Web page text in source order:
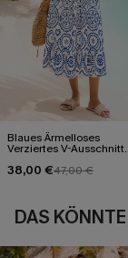
Blaues Ärmelloses
Verziertes V-Ausschnitt
38,00 €47,00 €
DAS